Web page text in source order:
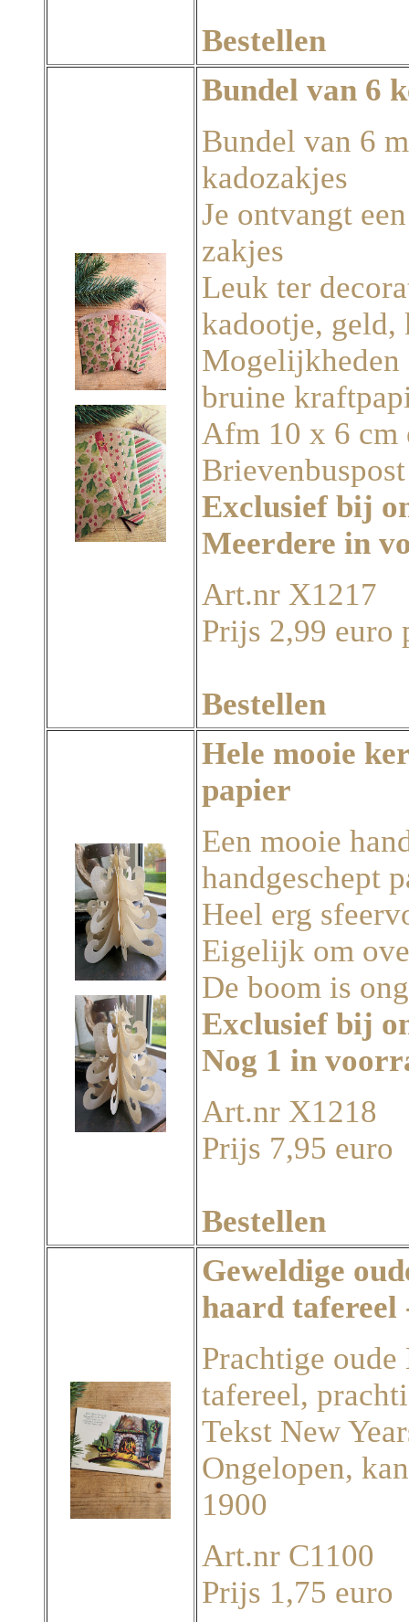
Bestellen
Bundel van 6
Bundel van 6
kadozakjes
Je ontvangt
zakjes
Leuk ter
kadootje, geld,
Mogelijkheden
bruine
Afm 10 x 6 cm
Brievenbuspost
Exclusief bij
Meerdere in
Art.nr X1217
Prijs 2,99 euro
Bestellen
Hele mooie
papier
Een mooie
handgeschept
Heel erg
Eigelijk om
De boom is
Exclusief bij
Nog 1 in
Art.nr X1218
Prijs 7,95 euro
Bestellen
Geweldige
haard
Prachtige
tafereel,
Tekst New
Ongelopen,
1900
Art.nr C1100
Prijs 1,75 euro